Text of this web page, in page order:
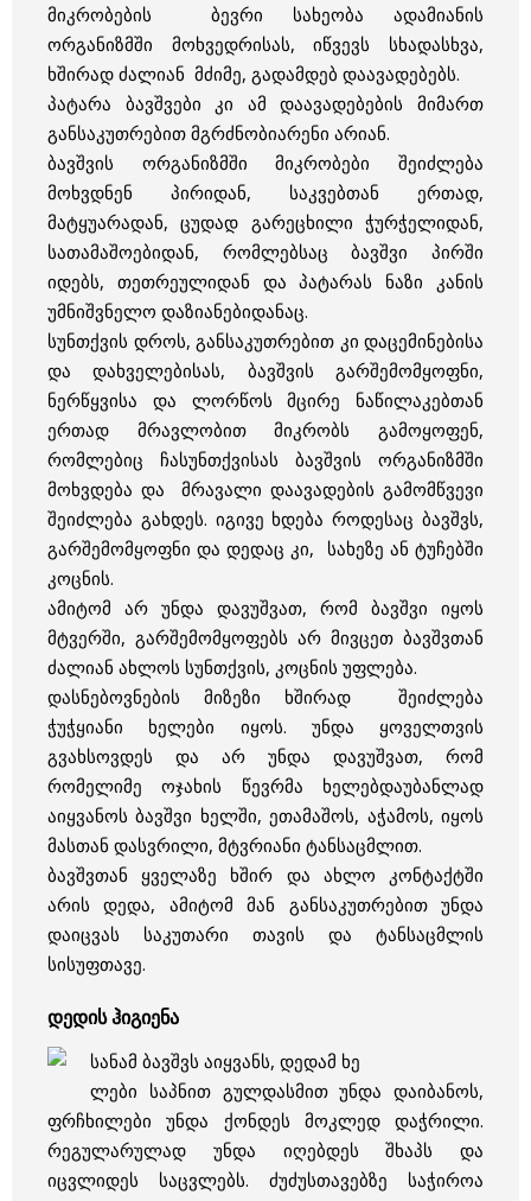
მიკრობების ბევრი სახეობა ადამიანის
ორგანიზმში მოხვედრისას, იწვევს სხადასხვა,
ხშირად ძალიან მძიმე, გადამდებ დაავადებებს.
პატარა ბავშვები კი ამ დაავადებების მიმართ
განსაკუთრებით მგრძნობიარენი არიან.
ბავშვის ორგანიზმში მიკრობები შეიძლება
მოხვდნენ პირიდან, საკვებთან ერთად,
მატყუარადან, ცუდად გარეცხილი ჭურჭელიდან,
სათამაშოებიდან, რომლებსაც ბავშვი პირში
იდებს, თეთრეულიდან და პატარას ნაზი კანის
უმნიშვნელო დაზიანებიდანაც.
სუნთქვის დროს, განსაკუთრებით კი დაცემინებისა
და დახველებისას, ბავშვის გარშემომყოფნი,
ნერწყვისა და ლორწოს მცირე ნაწილაკებთან
ერთად მრავლობით მიკრობს გამოყოფენ,
რომლებიც ჩასუნთქვისას ბავშვის ორგანიზმში
მოხვდება და მრავალი დაავადების გამომწვევი
შეიძლება გახდეს. იგივე ხდება როდესაც ბავშვს,
გარშემომყოფნი და დედაც კი, სახეზე ან ტუჩებში
კოცნის.
ამიტომ არ უნდა დავუშვათ, რომ ბავშვი იყოს
მტვერში, გარშემომყოფებს არ მივცეთ ბავშვთან
ძალიან ახლოს სუნთქვის, კოცნის უფლება.
დასნებოვნების მიზეზი ხშირად შეიძლება
ჭუჭყიანი ხელები იყოს. უნდა ყოველთვის
გვახსოვდეს და არ უნდა დავუშვათ, რომ
რომელიმე ოჯახის წევრმა ხელებდაუბანლად
აიყვანოს ბავშვი ხელში, ეთამაშოს, აჭამოს, იყოს
მასთან დასვრილი, მტვრიანი ტანსაცმლით.
ბავშვთან ყველაზე ხშირ და ახლო კონტაქტში
არის დედა, ამიტომ მან განსაკუთრებით უნდა
დაიცვას საკუთარი თავის და ტანსაცმლის
სისუფთავე.
დედის ჰიგიენა
სანამ ბავშვს აიყვანს, დედამ ხე
ლები საპნით გულდასმით უნდა დაიბანოს,
ფრჩხილები უნდა ქონდეს მოკლედ დაჭრილი.
რეგულარულად უნდა იღებდეს შხაპს და
იცვლიდეს საცვლებს. ძუძუსთავებზე საჭიროა